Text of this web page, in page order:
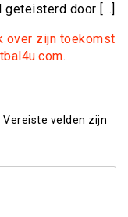
geteisterd door […]
over zijn toekomst
.
Vereiste velden zijn